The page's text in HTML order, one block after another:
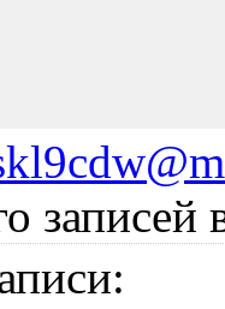
записей